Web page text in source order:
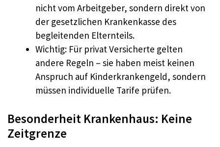
nicht vom Arbeitgeber, sondern direkt von
der gesetzlichen Krankenkasse des
begleitenden Elternteils.​
Wichtig: Für privat Versicherte gelten
andere Regeln – sie haben meist keinen
Anspruch auf Kinderkrankengeld, sondern
müssen individuelle Tarife prüfen.​
Besonderheit Krankenhaus: Keine
Zeitgrenze